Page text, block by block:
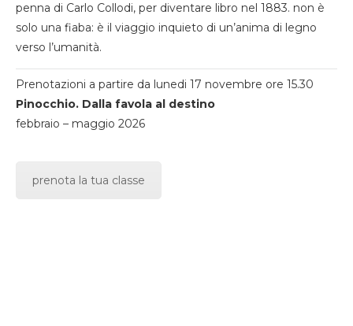
penna di Carlo Collodi, per diventare libro nel 1883. non è
solo una fiaba: è il viaggio inquieto di un’anima di legno
verso l’umanità.
Prenotazioni a partire da lunedi 17 novembre ore 15.30
Pinocchio. Dalla favola al destino
febbraio – maggio 2026
prenota la tua classe